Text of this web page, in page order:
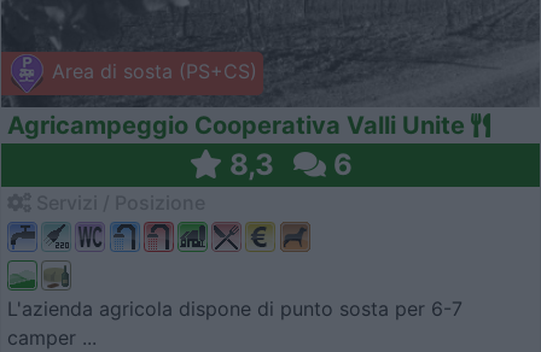
Area di sosta (PS+CS)
Agricampeggio Cooperativa Valli Unite
8,3 6
L'azienda agricola dispone di punto sosta per 6-7
camper ...